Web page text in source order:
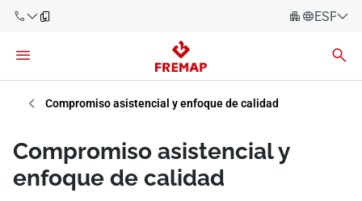
900 61 00
61
+34 91
919 61 61
Español
Empresas
Compromiso asistencial y enfoque de calidad
Compromiso asistencial y
enfoque de calidad